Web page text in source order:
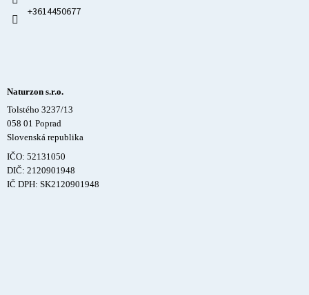
+3614450677
Naturzon s.r.o.
Tolstého 3237/13
058 01 Poprad
Slovenská republika
IČO: 52131050
DIČ: 2120901948
IČ DPH: SK2120901948